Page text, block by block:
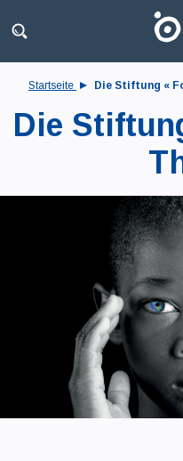
Startseite Die Stiftung «
Die